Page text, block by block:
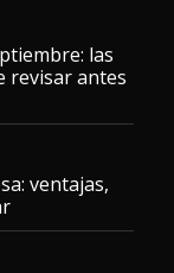
las
revisar antes
ventajas,